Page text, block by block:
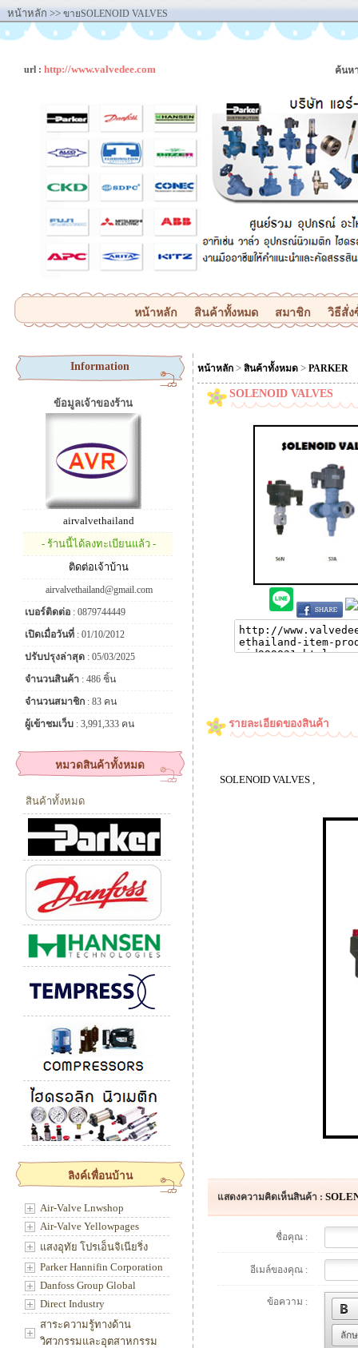
หน้าหลัก >> ขายSOLENOID VALVES
url : http://www.valvedee.com ค้นห
หน้าหลัก สินค้าทั้งหมด สมาชิก วิธีสั่
Information
ข้อมูลเจ้าของร้าน
airvalvethailand
- ร้านนี้ได้ลงทะเบียนแล้ว -
ติดต่อเจ้าบ้าน
airvalvethailand@gmail.com
เบอร์ติดต่อ : 0879744449
เปิดเมื่อวันที่ : 01/10/2012
ปรับปรุงล่าสุด : 05/03/2025
จำนวนสินค้า : 486 ชิ้น
จำนวนสมาชิก : 83 คน
ผู้เข้าชมเว็บ : 3,991,333 คน
หมวดสินค้าทั้งหมด
สินค้าทั้งหมด
ลิงค์เพื่อนบ้าน
Air-Valve Lnwshop
Air-Valve Yellowpages
แสงอุทัย โปรเอ็นจิเนียริ่ง
Parker Hannifin Corporation
Danfoss Group Global
Direct Industry
สาระความรู้ทางด้าน
วิศวกรรมและอุตสาหกรรม
หน้าหลัก > สินค้าทั้งหมด > PARKER
SOLENOID VALVES
รายละเอียดของสินค้า
SOLENOID VALVES ,
แสดงความคิดเห็นสินค้า :
ชื่อคุณ :
อีเมล์ของคุณ :
ข้อความ :
ลัก